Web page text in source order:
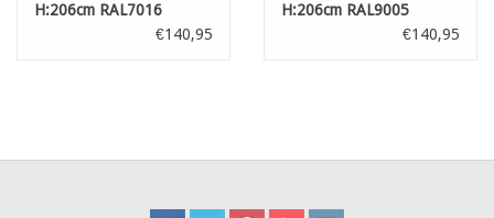
H:206cm RAL7016
€140,95
H:206cm RAL9005
€140,95